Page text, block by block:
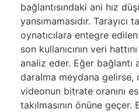
bağlantısındaki ani hız
yansımamasıdır. Tarayıcı
oynatıcılara entegre
son kullanıcının veri
analiz eder. Eğer bağlantı
daralma meydana gelirse,
videonun bitrate oranını
takılmasının önüne